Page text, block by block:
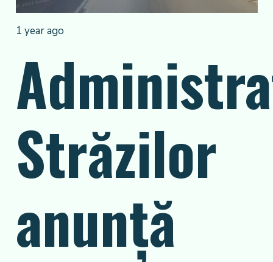
1 year ago
Străzilor
anunță